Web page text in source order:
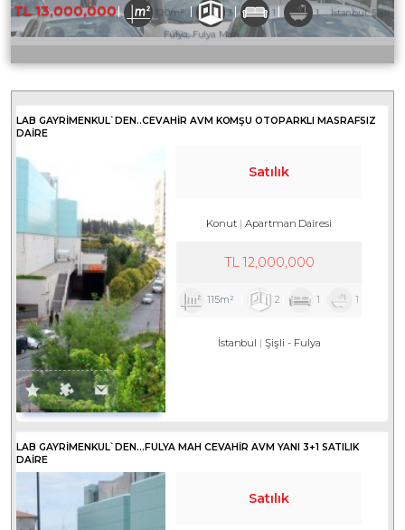
TL13,000,000 120m² 3 1 1 İstanbul, Şişli,
Fulya, Fulya Mah.
LAB GAYRIMENKUL`DEN..CEVAHİR AVM KOMŞU OTOPARKLI MASRAFSIZ
DAİRE
Satılık
Konut Apartman Dairesi
TL12,000,000
115m² 2 1 1
İstanbul Şişli - Fulya
LAB GAYRIMENKUL`DEN...FULYA MAH CEVAHİR AVM YANI 3+1 SATILIK
DAİRE
Satılık